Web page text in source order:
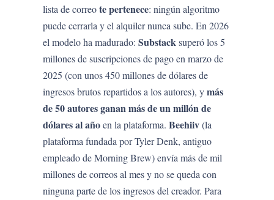
lista de correote pertenece: ningún algoritmo
puede cerrarla y el alquiler nunca sube. En 2026
el modelo ha madurado:Substacksuperó los 5
millones de suscripciones de pago en marzo de
2025 (con unos 450 millones de dólares de
ingresos brutos repartidos a los autores), ymás
de 50 autores ganan más de un millón de
dólares al añoen la plataforma.Beehiiv(la
plataforma fundada por Tyler Denk, antiguo
empleado de Morning Brew) envía más de mil
millones de correos al mes y no se queda con
ninguna parte de los ingresos del creador. Para